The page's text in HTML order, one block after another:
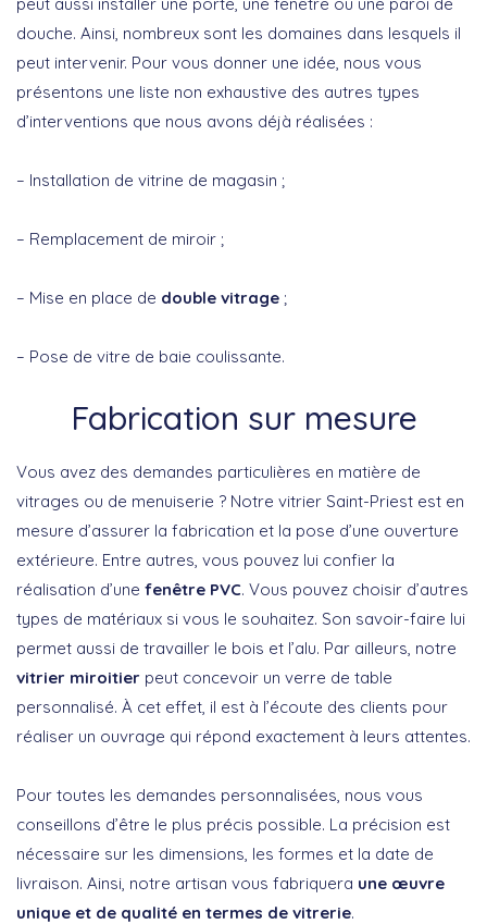
douche. Ainsi, nombreux sont les domaines dans lesquels il
peut intervenir. Pour vous donner une idée, nous vous
présentons une liste non exhaustive des autres types
d’interventions que nous avons déjà réalisées :
– Installation de vitrine de magasin ;
– Remplacement de miroir ;
– Mise en place de double vitrage ;
– Pose de vitre de baie coulissante.
Fabrication sur mesure
Vous avez des demandes particulières en matière de
vitrages ou de menuiserie ? Notre vitrier Saint-Priest est en
mesure d’assurer la fabrication et la pose d’une ouverture
extérieure. Entre autres, vous pouvez lui confier la
réalisation d’une fenêtre PVC. Vous pouvez choisir d’autres
types de matériaux si vous le souhaitez. Son savoir-faire lui
permet aussi de travailler le bois et l’alu. Par ailleurs, notre
vitrier miroitier peut concevoir un verre de table
personnalisé. À cet effet, il est à l’écoute des clients pour
réaliser un ouvrage qui répond exactement à leurs attentes.
Pour toutes les demandes personnalisées, nous vous
conseillons d’être le plus précis possible. La précision est
nécessaire sur les dimensions, les formes et la date de
livraison. Ainsi, notre artisan vous fabriquera une œuvre
unique et de qualité en termes de vitrerie.